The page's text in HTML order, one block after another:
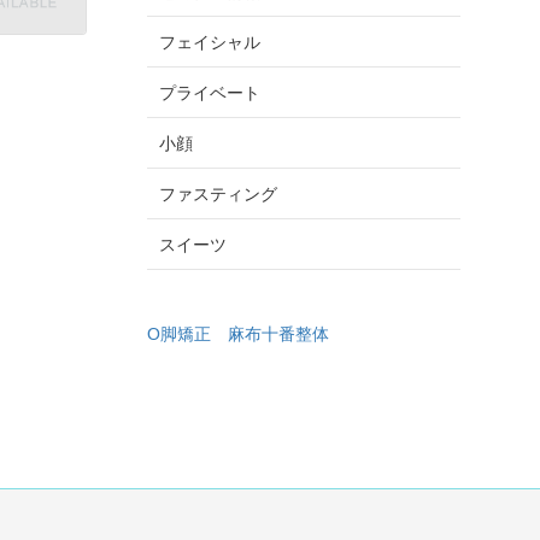
フェイシャル
プライベート
小顔
ファスティング
スイーツ
O脚矯正 麻布十番整体